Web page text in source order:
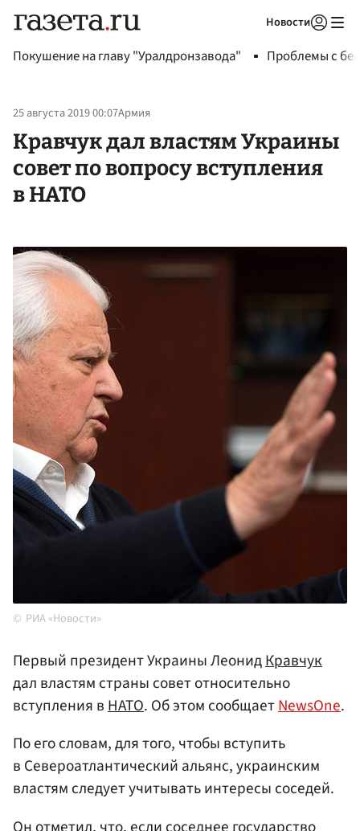
Новости
Покушение на главу "Уралдронзавода" Проблемы с
25 августа 2019 00:07Армия
Кравчук дал властям Украины
совет по вопросу вступления
в НАТО
РИА «Новости»
Первый президент Украины ЛеонидКравчук
дал властям страны совет относительно
вступления вНАТО. Об этом сообщаетNewsOne.
По его словам, для того, чтобы вступить
в Североатлантический альянс, украинским
властям следует учитывать интересы соседей.